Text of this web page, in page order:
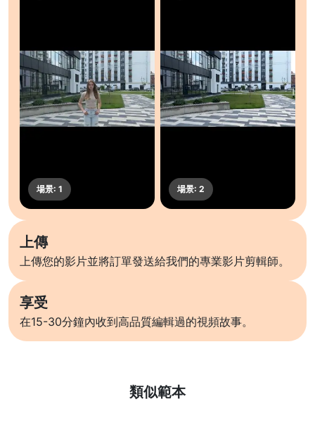
上傳
上傳您的影片並將訂單發送給我們的專業影片剪輯師。
享受
在15-30分鐘內收到高品質編輯過的視頻故事。
類似範本
了解更多